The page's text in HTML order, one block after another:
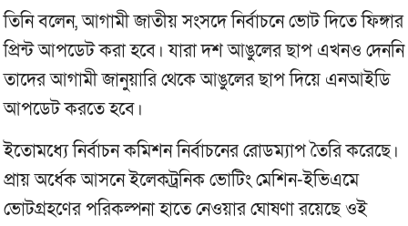
তিনি বলেন, আগামী জাতীয় সংসদে নির্বাচনে ভোট দিতে ফিঙ্গার
প্রিন্ট আপডেট করা হবে। যারা দশ আঙুলের ছাপ এখনও দেননি
তাদের আগামী জানুয়ারি থেকে আঙুলের ছাপ দিয়ে এনআইডি
আপডেট করতে হবে।
ইতোমধ্যে নির্বাচন কমিশন নির্বাচনের রোডম্যাপ তৈরি করেছে।
প্রায় অর্ধেক আসনে ইলেকট্রনিক ভোটিং মেশিন-ইভিএমে
ভোটগ্রহণের পরিকল্পনা হাতে নেওয়ার ঘোষণা রয়েছে ওই